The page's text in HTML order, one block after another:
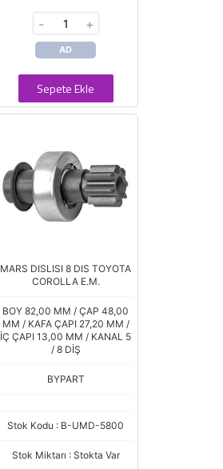
- +
AD
Sepete Ekle
MARS DISLISI 8 DIS TOYOTA
COROLLA E.M.
BOY 82,00 MM / ÇAP 48,00
MM / KAFA ÇAPI 27,20 MM /
İÇ ÇAPI 13,00 MM / KANAL 5
/ 8 DİŞ
BYPART
Stok Kodu : B-UMD-5800
Stok Miktarı : Stokta Var